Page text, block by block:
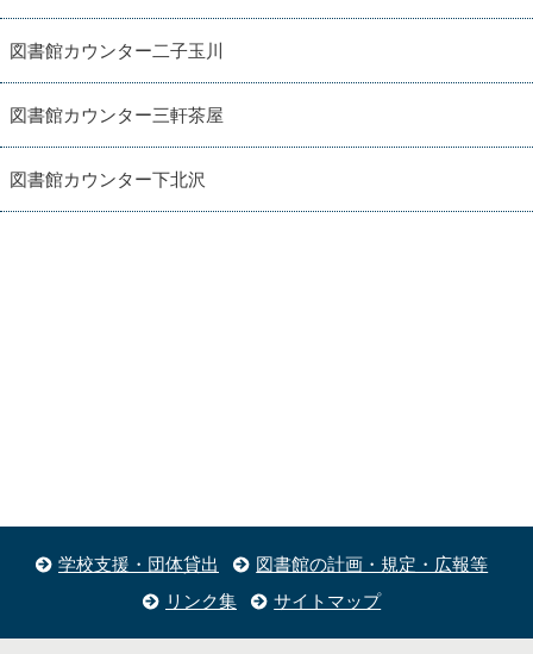
図書館カウンター二子玉川
図書館カウンター三軒茶屋
図書館カウンター下北沢
学校支援・団体貸出
図書館の計画・規定・広報等
リンク集
サイトマップ